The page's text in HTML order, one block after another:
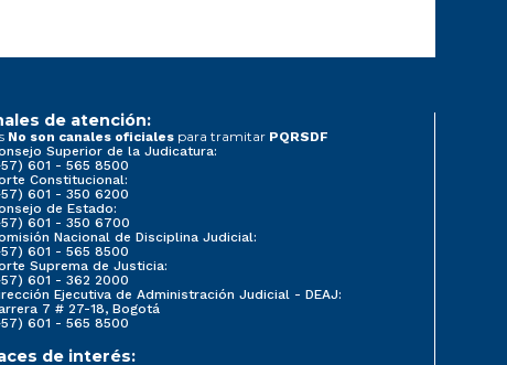
de atención:
No son canales oficiales para tramitar PQRSDF
Superior de la Judicatura:
601 - 565 8500
Constitucional:
601 - 350 6200
de Estado:
601 - 350 6700
Nacional de Disciplina Judicial:
601 - 565 8500
Suprema de Justicia:
601 - 362 2000
Ejecutiva de Administración Judicial - DEAJ:
7 # 27-18, Bogotá
601 - 565 8500
de interés: